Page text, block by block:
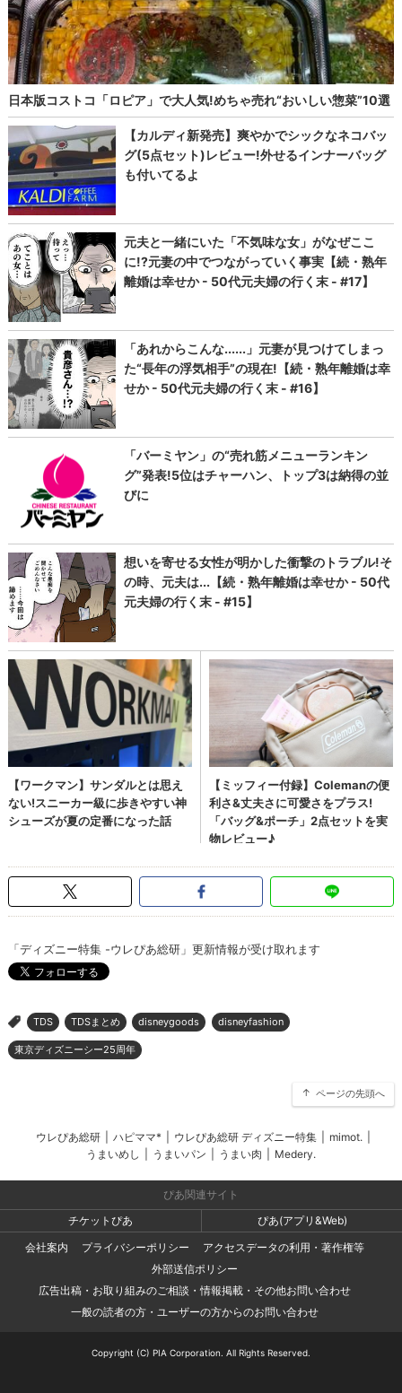
「ディズニー特集 -ウレぴあ総研」更新情報が受け取れます
> TDS TDSまとめ disneygoods disneyfashion
東京ディズニーシー25周年
ページの先頭へ
ウレぴあ総研 ハピママ* ウレぴあ総研 ディズニー特集 mimot.
うまいめし
うまいパン うまい肉 Medery.
ぴあ関連サイト
チケットぴあ
ぴあ(アプリ&Web)
会社案内
プライバシーポリシー
アクセスデータの利用・著作権等
外部送信ポリシー
広告出稿・お取り組みのご相談・情報掲載・その他お問い合わせ
一般の読者の方・ユーザーの方からのお問い合わせ
Copyright (C) PIA Corporation. All Rights Reserved.